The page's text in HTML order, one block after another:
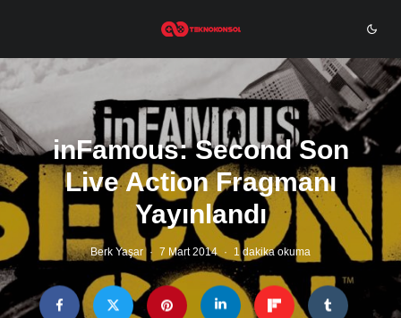
inFamous: Second Son
Live Action Fragmanı
Yayınlandı
Berk Yaşar · 7 Mart 2014 · 1 dakika okuma